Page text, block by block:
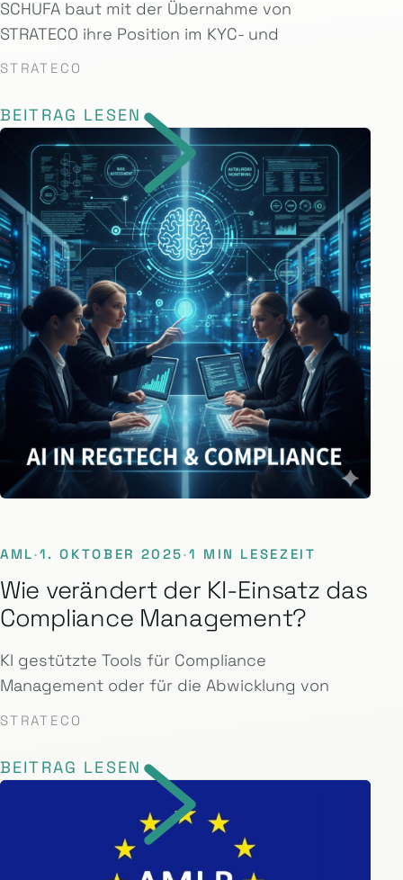
SCHUFA baut mit der Übernahme von
STRATECO ihre Position im KYC- und
STRATECO
BEITRAG LESEN
AML·1. OKTOBER 2025·1 MIN LESEZEIT
Wie verändert der KI-Einsatz das
Compliance Management?
KI gestützte Tools für Compliance
Management oder für die Abwicklung von
STRATECO
BEITRAG LESEN